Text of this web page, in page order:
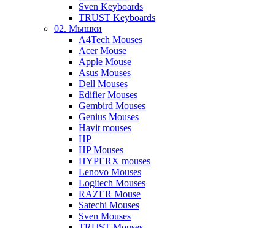
Sven Keyboards
TRUST Keyboards
02. Мышки
A4Tech Mouses
Acer Mouse
Apple Mouse
Asus Mouses
Dell Mouses
Edifier Mouses
Gembird Mouses
Genius Mouses
Havit mouses
HP
HP Mouses
HYPERX mouses
Lenovo Mouses
Logitech Mouses
RAZER Mouse
Satechi Mouses
Sven Mouses